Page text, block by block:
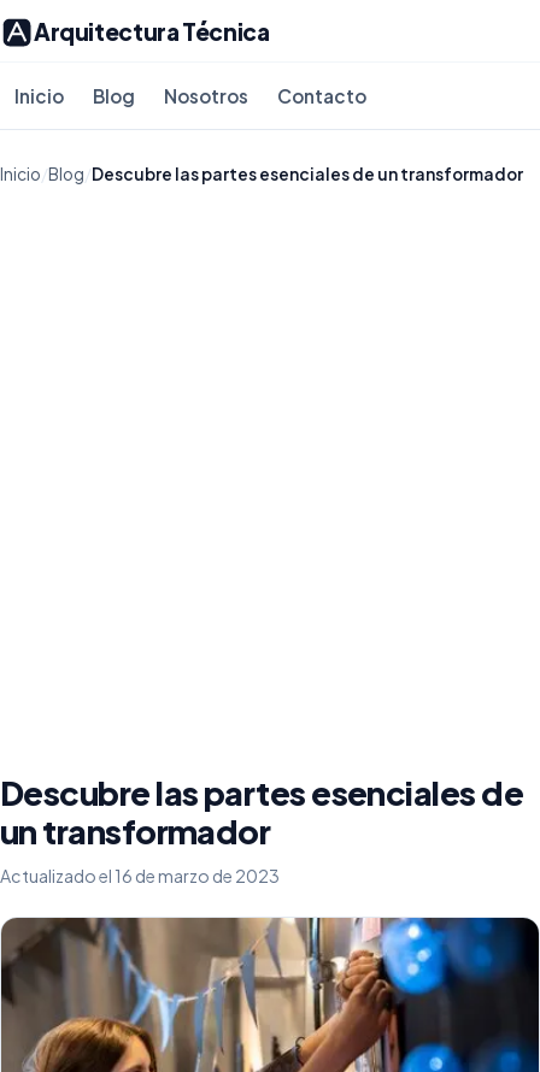
Arquitectura Técnica
Inicio Blog Nosotros Contacto
Inicio/Blog/Descubre las partes esenciales de un transformador
Descubre las partes esenciales de
un transformador
Actualizado el 16 de marzo de 2023